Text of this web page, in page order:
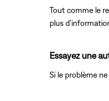
Tout comme le
plus
Essayez une
Si le problème